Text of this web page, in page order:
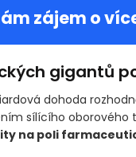
zájem o
gigantů
dohoda
sílícího oborového
na poli